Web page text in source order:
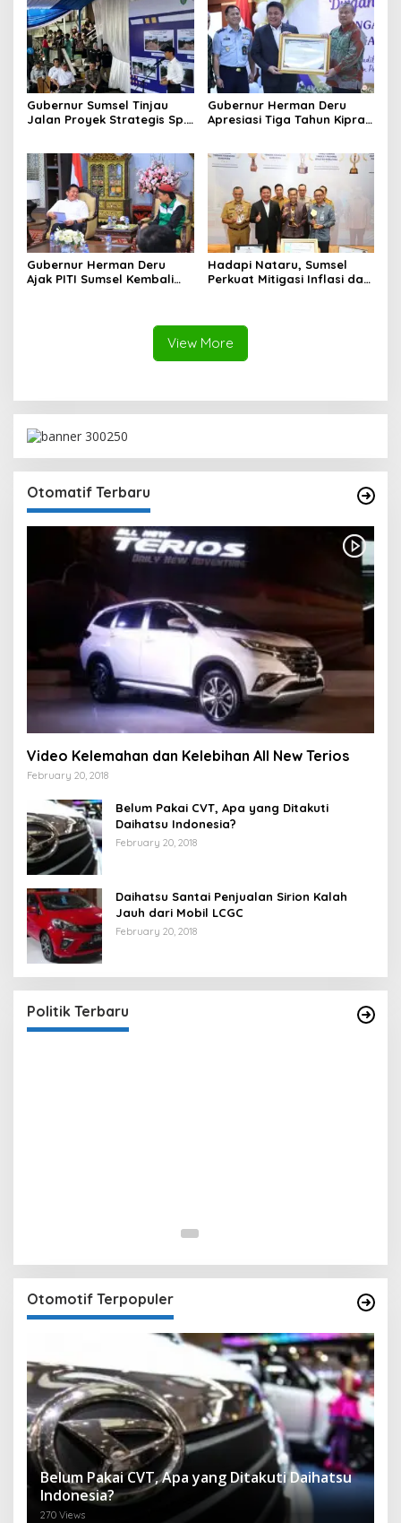
Perempuan
Gubernur Sumsel Tinjau
Jalan Proyek Strategis Sp.
Gubernur Herman Deru
Apresiasi Tiga Tahun Kiprah
Negara
Gubernur Herman Deru
Ajak PITI Sumsel Kembali
Hadapi Nataru, Sumsel
Perkuat Mitigasi Inflasi dan
View More
Otomatif Terbaru
Video Kelemahan dan Kelebihan All New Terios
February 20, 2018
Belum Pakai CVT, Apa yang Ditakuti
Daihatsu Indonesia?
February 20, 2018
Daihatsu Santai Penjualan Sirion Kalah
Jauh dari Mobil LCGC
February 20, 2018
Politik Terbaru
Strategi PPP Menangkan Duet Ganjar dan Gus
Yasin
In Berita, Politik |
Otomotif Terpopuler
Belum Pakai CVT, Apa yang Ditakuti Daihatsu
Indonesia?
270 Views